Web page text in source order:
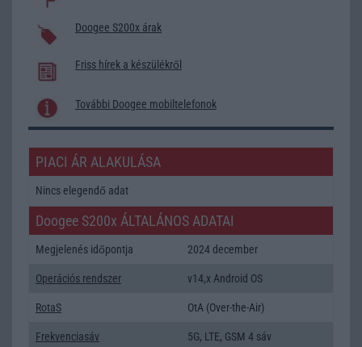
Doogee S200x árak
Friss hírek a készülékről
További Doogee mobiltelefonok
PIACI ÁR ALAKULÁSA
Nincs elegendő adat
Doogee S200x ÁLTALÁNOS ADATAI
Megjelenés időpontja 2024 december
Operációs rendszer v14,x Android OS
RotaS OtA (Over-the-Air)
Frekvenciasáv 5G, LTE, GSM 4 sáv